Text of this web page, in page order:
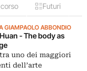
Futuri
GIAMPAOLO ABBONDIO
- The body as
uno dei maggiori
dell’arte